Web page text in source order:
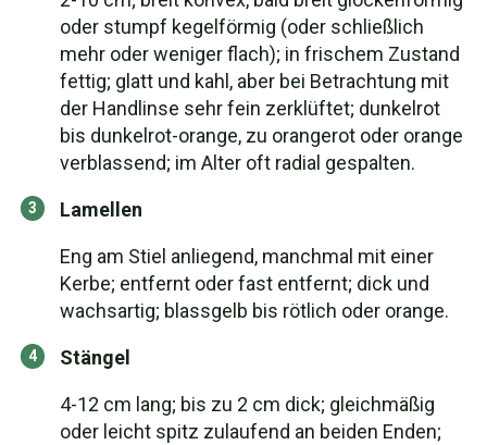
oder stumpf kegelförmig (oder schließlich
mehr oder weniger flach); in frischem Zustand
fettig; glatt und kahl, aber bei Betrachtung mit
der Handlinse sehr fein zerklüftet; dunkelrot
bis dunkelrot-orange, zu orangerot oder orange
verblassend; im Alter oft radial gespalten.
Lamellen
Eng am Stiel anliegend, manchmal mit einer
Kerbe; entfernt oder fast entfernt; dick und
wachsartig; blassgelb bis rötlich oder orange.
Stängel
4-12 cm lang; bis zu 2 cm dick; gleichmäßig
oder leicht spitz zulaufend an beiden Enden;